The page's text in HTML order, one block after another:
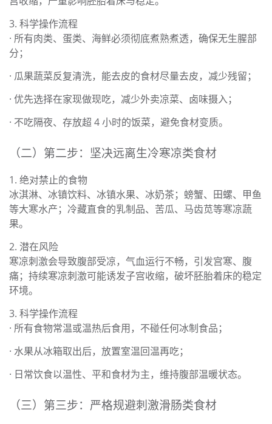
3. 科学操作流程
· 所有肉类、蛋类、海鲜必须彻底煮熟煮透，确保无生腥部
分；
· 瓜果蔬菜反复清洗，能去皮的食材尽量去皮，减少残留；
· 优先选择在家现做现吃，减少外卖凉菜、卤味摄入；
· 不吃隔夜、存放超 4 小时的饭菜，避免食材变质。
（二）第二步：坚决远离生冷寒凉类食材
1. 绝对禁止的食物
冰淇淋、冰镇饮料、冰镇水果、冰奶茶；螃蟹、田螺、甲鱼
等大寒水产；冷藏直食的乳制品、苦瓜、马齿苋等寒凉蔬
果。
2. 潜在风险
寒凉刺激会导致腹部受凉，气血运行不畅，引发宫寒、腹
痛；持续寒凉刺激可能诱发子宫收缩，破坏胚胎着床的稳定
环境。
3. 科学操作流程
· 所有食物常温或温热后食用，不碰任何冰制食品；
· 水果从冰箱取出后，放置室温回温再吃；
· 日常饮食以温性、平和食材为主，维持腹部温暖状态。
（三）第三步：严格规避刺激滑肠类食材